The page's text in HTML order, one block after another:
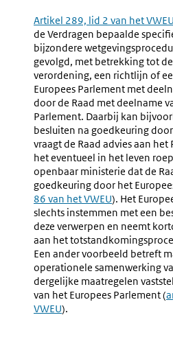
Externe
link:
Artikel 289, lid 2 van het VWEU
de Verdragen bepaalde
bijzondere
gevolgd, met betrekking tot
verordening, een richtlijn of
Europees Parlement met
door de Raad met deelname
Parlement. Daarbij kan
besluiten na goedkeuring
vraagt de Raad advies aan
het eventueel in het leven
openbaar ministerie dat de
goedkeuring door het
86 van het VWEU). Het
slechts instemmen met een
deze verwerpen en neemt
aan het
Een ander voorbeeld betreft
operationele samenwerking
dergelijke maatregelen
van het Europees Parlement (
VWEU).